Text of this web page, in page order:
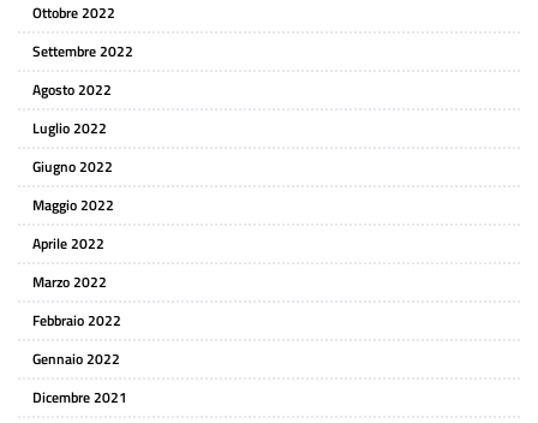
Ottobre 2022
Settembre 2022
Agosto 2022
Luglio 2022
Giugno 2022
Maggio 2022
Aprile 2022
Marzo 2022
Febbraio 2022
Gennaio 2022
Dicembre 2021